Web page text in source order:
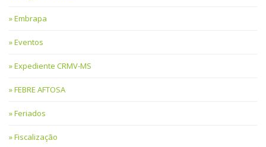
Embrapa
Eventos
Expediente CRMV-MS
FEBRE AFTOSA
Feriados
Fiscalização